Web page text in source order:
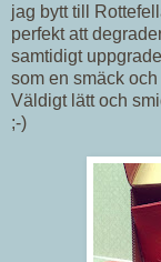
jag bytt till
perfekt att
samtidigt
som en smäck
Väldigt lätt och
;-)